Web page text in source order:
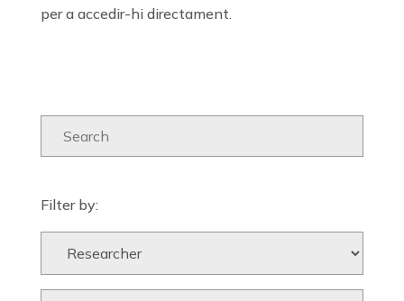
per a accedir-hi directament.
Filter by: